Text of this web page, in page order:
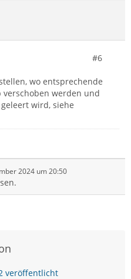
#6
wo entsprechende
werden und
wird, siehe
2024 um 20:50
veröffentlicht